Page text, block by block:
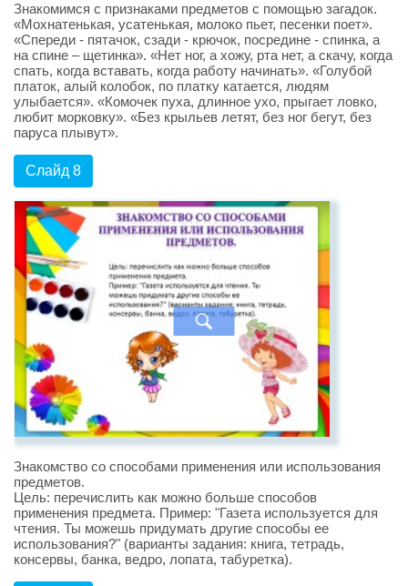
Знакомимся с признаками предметов с помощью загадок.
«Мохнатенькая, усатенькая, молоко пьет, песенки поет».
«Спереди - пятачок, сзади - крючок, посредине - спинка, а
на спине – щетинка». «Нет ног, а хожу, рта нет, а скачу, когда
спать, когда вставать, когда работу начинать». «Голубой
платок, алый колобок, по платку катается, людям
улыбается». «Комочек пуха, длинное ухо, прыгает ловко,
любит морковку». «Без крыльев летят, без ног бегут, без
паруса плывут».
Слайд 8
Знакомство со способами применения или использования
предметов.
Цель: перечислить как можно больше способов
применения предмета. Пример: "Газета используется для
чтения. Ты можешь придумать другие способы ее
использования?" (варианты задания: книга, тетрадь,
консервы, банка, ведро, лопата, табуретка).